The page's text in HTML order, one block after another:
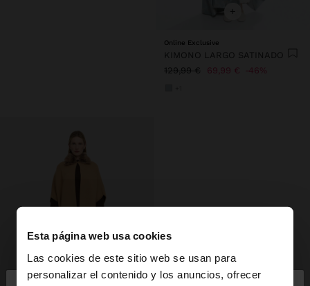
Esta página web usa cookies
Las cookies de este sitio web se usan para
personalizar el contenido y los anuncios, ofrecer
+
Online Exclusive
KIMONO LARGO SATINADO
129,99 € 69,99 € 46%